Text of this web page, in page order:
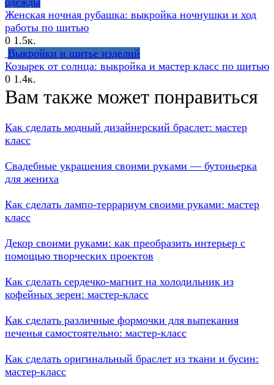
Женская ночная рубашка: выкройка ночнушки и ход
работы по шитью
0 1.5к.
Выкройки и шитье изделий
Козырек от солнца: выкройка и мастер класс по шитью
0 1.4к.
Вам также может понравиться
Как сделать модный дизайнерский браслет: мастер
класс
Свадебные украшения своими руками — бутоньерка
для жениха
Как сделать лампо-террариум своими руками: мастер
класс
Декор своими руками: как преобразить интерьер с
помощью творческих проектов
Как сделать сердечко-магнит на холодильник из
кофейных зерен: мастер-класс
Как сделать различные формочки для выпекания
печенья самостоятельно: мастер-класс
Как сделать оригинальный браслет из ткани и бусин:
мастер-класс